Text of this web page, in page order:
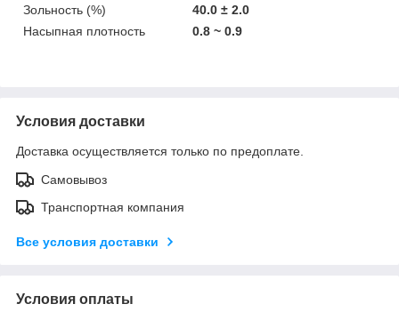
Зольность (%)
40.0 ± 2.0
Насыпная плотность
0.8 ~ 0.9
Условия доставки
Доставка осуществляется только по предоплате.
Самовывоз
Транспортная компания
Все условия доставки
Условия оплаты